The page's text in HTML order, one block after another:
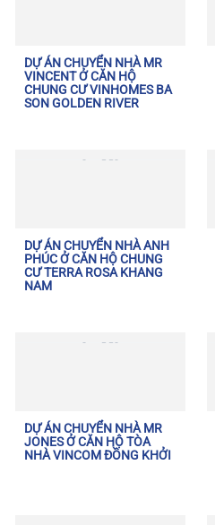
DỰ ÁN CHUYỂN NHÀ MR
VINCENT Ở CĂN HỘ
CHUNG CƯ VINHOMES BA
SON GOLDEN RIVER
DỰ ÁN CHUYỂN NHÀ ANH
PHÚC Ở CĂN HỘ CHUNG
CƯ TERRA ROSA KHANG
NAM
DỰ ÁN CHUYỂN NHÀ MR
JONES Ở CĂN HỘ TÒA
NHÀ VINCOM ĐỒNG KHỞI